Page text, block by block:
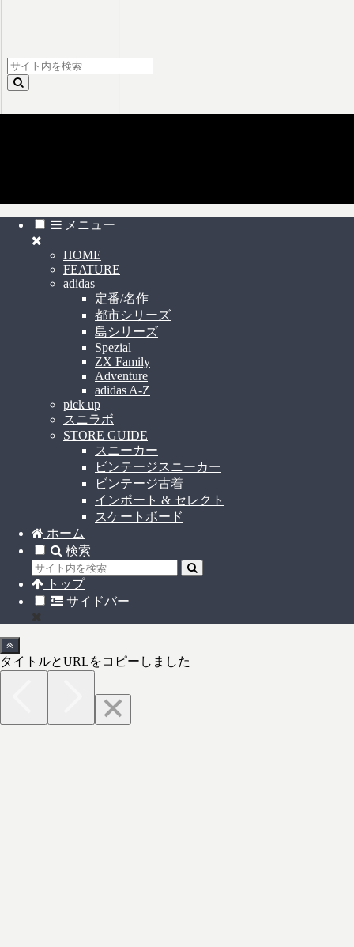
メニュー
HOME
FEATURE
adidas
定番/名作
都市シリーズ
島シリーズ
Spezial
ZX Family
Adventure
adidas A-Z
pick up
スニラボ
STORE GUIDE
スニーカー
ビンテージスニーカー
ビンテージ古着
インポート & セレクト
スケートボード
ホーム
検索
トップ
サイドバー
タイトルとURLをコピーしました